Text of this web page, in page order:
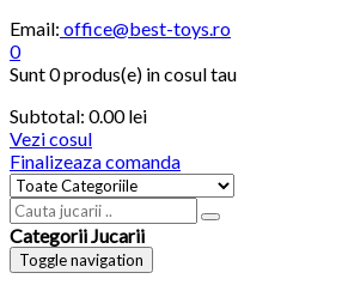
Email: office@best-toys.ro
0
Sunt0 produs(e) in cosul tau
Subtotal: 0.00lei
Vezi cosul
Finalizeaza comanda
Categorii Jucarii
Toggle navigation